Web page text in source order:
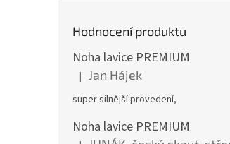
Hodnocení produktu
Noha lavice PREMIUM
Hodnocení produktu je 5 z 5 hvězdiček.
| Jan Hájek
super silnější provedení,
Noha lavice PREMIUM